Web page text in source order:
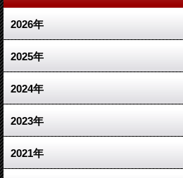
2026年
4月 (1)
2月 (1)
1月 (1)
2025年
11月 (1)
3月 (1)
1月 (1)
2024年
10月 (1)
7月 (1)
2023年
12月 (2)
2021年